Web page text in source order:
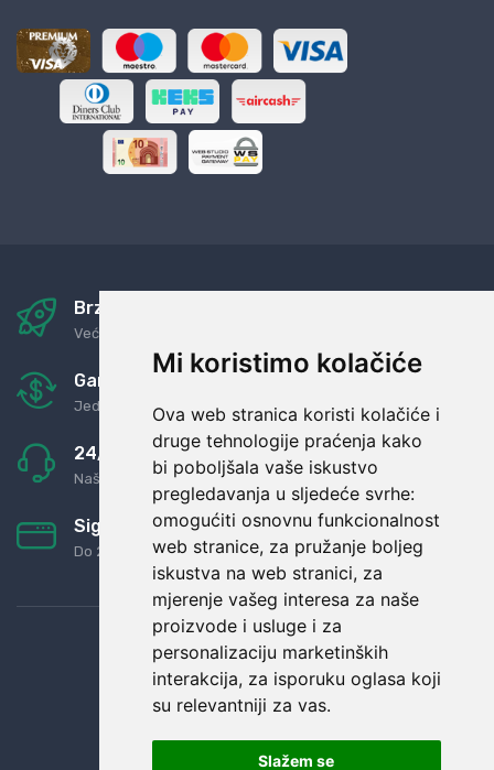
Mi koristimo kolačiće
Ova web stranica koristi kolačiće i
druge tehnologije praćenja kako
bi poboljšala vaše iskustvo
pregledavanja u sljedeće svrhe:
omogućiti osnovnu funkcionalnost
web stranice, za pružanje boljeg
iskustva na web stranici, za
mjerenje vašeg interesa za naše
proizvode i usluge i za
personalizaciju marketinških
interakcija, za isporuku oglasa koji
su relevantniji za vas.
Slažem se
Brza i sigurna dostava
Već za nekoliko dana kod vas
Garancija u povrat novaca
Jednostavno pravilo: Roba za novac
24/7 odlična podrška
Naši agenti uvijek na raspolaganju
Sigurno obročno plaćanje
Do 24 rata bez kamata